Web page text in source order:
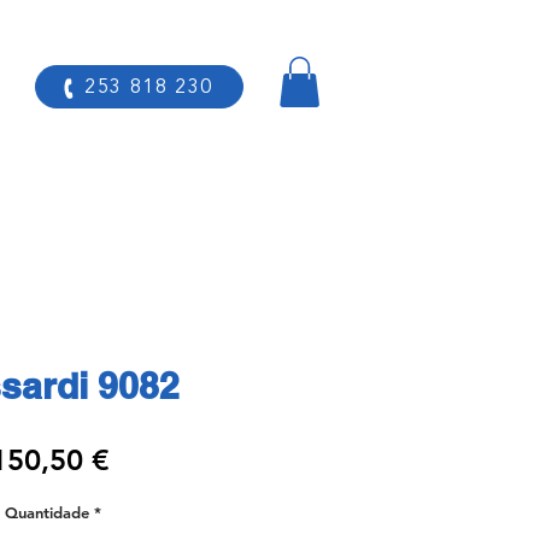
253 818 230
9082
€Preço
Quantidade *